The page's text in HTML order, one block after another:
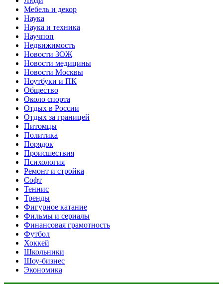
Мебель и декор
Наука
Наука и техника
Научпоп
Недвижимость
Новости ЗОЖ
Новости медицины
Новости Москвы
Ноутбуки и ПК
Общество
Около спорта
Отдых в России
Отдых за границей
Питомцы
Политика
Порядок
Происшествия
Психология
Ремонт и стройка
Софт
Теннис
Тренды
Фигурное катание
Фильмы и сериалы
Финансовая грамотность
Футбол
Хоккей
Школьники
Шоу-бизнес
Экономика